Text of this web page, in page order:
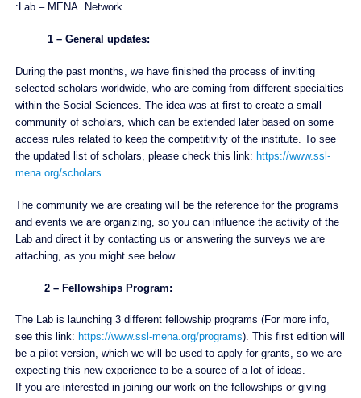
Lab – MENA. Network:
1 – General updates:
During the past months, we have finished the process of inviting
selected scholars worldwide, who are coming from different specialties
within the Social Sciences. The idea was at first to create a small
community of scholars, which can be extended later based on some
access rules related to keep the competitivity of the institute. To see
the updated list of scholars, please check this link: https://www.ssl-
mena. org/scholars
The community we are creating will be the reference for the programs
and events we are organizing, so you can influence the activity of the
Lab and direct it by contacting us or answering the surveys we are
attaching, as you might see below.
2 – Fellowships Program:
The Lab is launching 3 different fellowship programs (For more info,
see this link: https://www.ssl-mena.org/programs). This first edition will
be a pilot version, which we will be used to apply for grants, so we are
expecting this new experience to be a source of a lot of ideas.
If you are interested in joining our work on the fellowships or giving